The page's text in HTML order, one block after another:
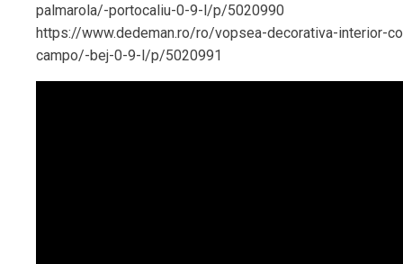
palmarola/-portocaliu-0-9-l/p/5020990
https://www.dedeman.ro/ro/vopsea-decorativa-interior-
campo/-bej-0-9-l/p/5020991